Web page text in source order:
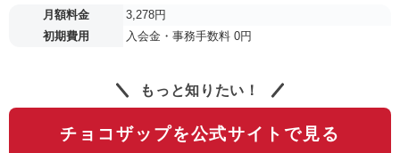
月額料金
3,278円
初期費用
入会金・事務手数料 0円
もっと知りたい！
チョコザップを公式サイトで見る